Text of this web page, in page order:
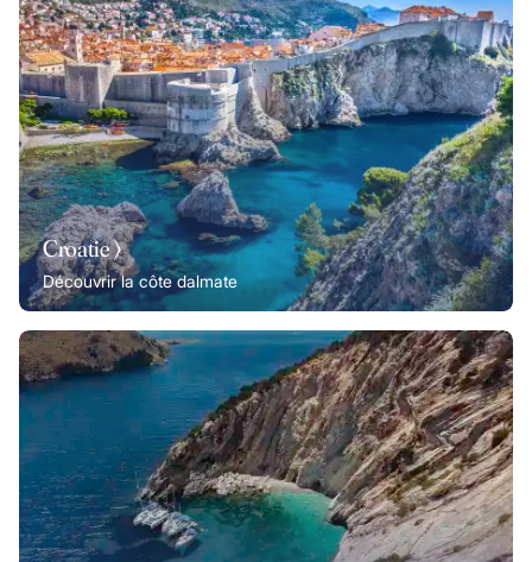
Croatie ⟩
Découvrir la côte dalmate